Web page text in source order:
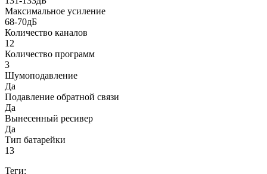
Максимальное усиление
68-70дБ
Количество каналов
12
Количество программ
3
Шумоподавление
Да
Подавление обратной связи
Да
Вынесенный ресивер
Да
Тип батарейки
13
Теги: